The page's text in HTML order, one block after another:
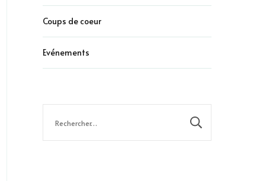
Coups de coeur
Evénements